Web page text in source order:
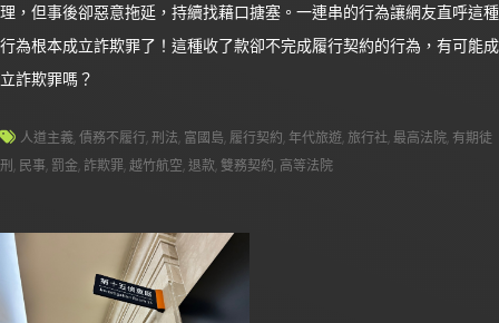
理，但事後卻惡意拖延，持續找藉口搪塞。一連串的行為讓網友直呼這種
行為根本成立詐欺罪了！這種收了款卻不完成履行契約的行為，有可能成
立詐欺罪嗎？
人道主義,債務不履行,刑法, 富國島, 履行契約,年代旅遊, 旅行社, 最高法院, 有期徒
刑, 民事, 罰金, 詐欺罪,越竹航空,退款,雙務契約, 高等法院